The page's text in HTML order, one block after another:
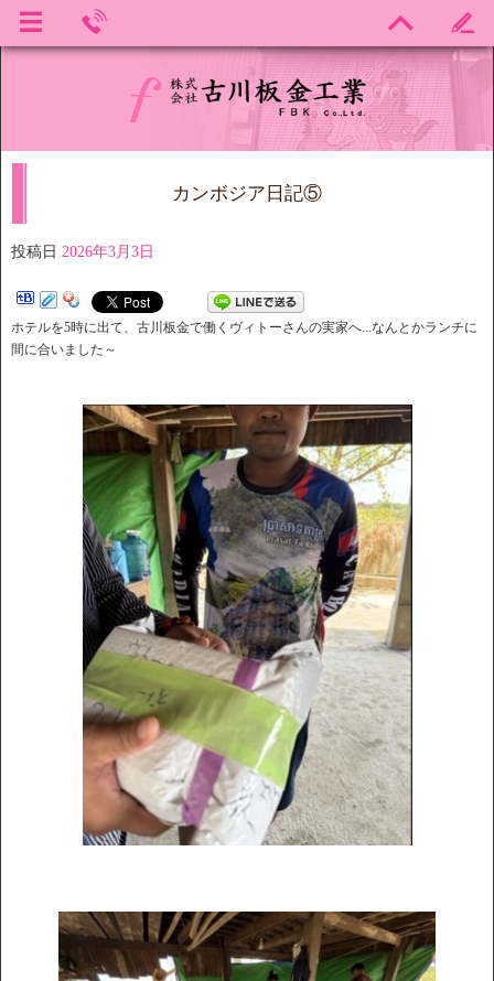
カンボジア日記⑤
投稿日 2026年3月3日
ホテルを5時に出て、古川板金で働くヴィトーさんの実家へ...なんとかランチに
間に合いました～